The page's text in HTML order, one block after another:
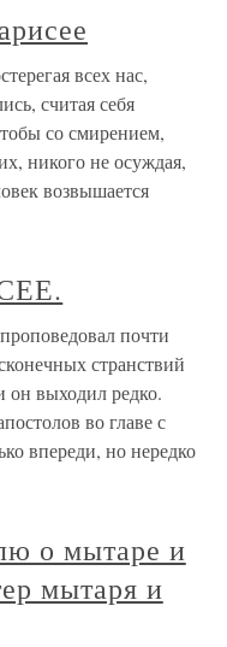
всех нас,
считая себя
со смирением,
никого не осуждая,
возвышается
почти
странствий
он выходил редко.
во главе с
впереди, но нередко
о мытаре и
мытаря и